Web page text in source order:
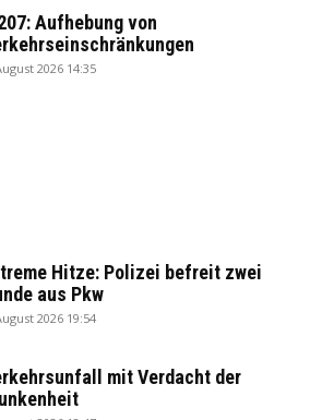
Aufhebung von
2026 14:35
Hitze: Polizei befreit zwei
aus Pkw
2026 19:54
mit Verdacht der